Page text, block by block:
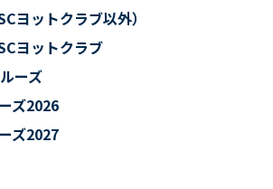
ヨットクラブ以外）
ヨットクラブ
ーズ
ズ2026
ズ2027